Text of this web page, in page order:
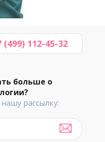
больше о
рассылку:
(499) 112-45-32